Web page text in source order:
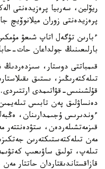
ريۆلين، سەربيا پرەزيدەنتى
پرەزيدەنتى زوران ميلانوۆيچ
ءبارىن تۇگەل اتاپ شىعۋ
بارلىعىنىڭ جولداعان حات-
قىمباتتى دوستار،
تىلەكتەرىڭىز، ىستىق
قۇلشىنىس-قۋاتىمدى
دەنساۋلىق پەن تابىس
ءوندىرىس ۇجىمدارىنان،
قىزمەتشىلەردەن،
مەن تىلەكتەستىكتەرىن
تىلەپ، تولىق ساۋىعىپ
قازاقستاندىقتاردان حاتتار